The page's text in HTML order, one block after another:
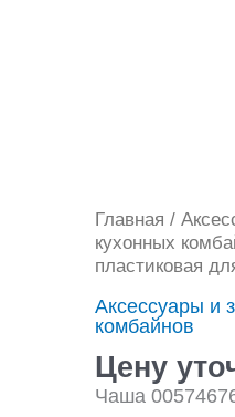
Главная /
кухонных
пластиковая
Аксессуары и
комбайнов
Цену
Чаша
Количество
товара
Чаша
пластиковая
для
MUM5